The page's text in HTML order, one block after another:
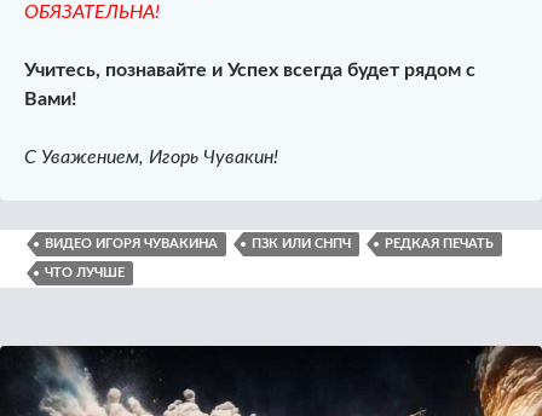
ОБЯЗАТЕЛЬНА!
Учитесь, познавайте и Успех всегда будет рядом с
Вами!
С Уважением, Игорь Чувакин!
ВИДЕО ИГОРЯ ЧУВАКИНА ПЗК ИЛИ СНПЧ РЕДКАЯ ПЕЧАТЬ
ЧТО ЛУЧШЕ